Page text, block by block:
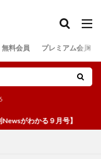
無料会員 プレミアム会員
がわかる９月号】